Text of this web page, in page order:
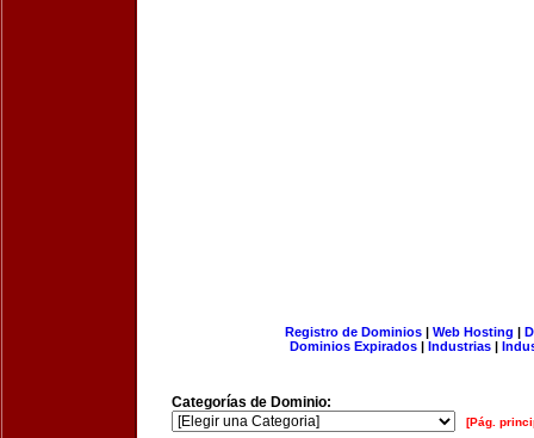
Registro de Dominios| Web Hosting |
Dominios Expirados | Industrias |
Categorías de Dominio:
[Pág.